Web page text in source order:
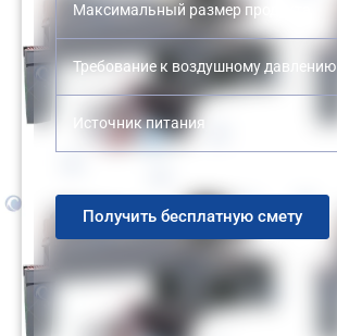
Максимальный размер продукта
Требование к воздушному давлению
Источник питания
Получить бесплатную смету